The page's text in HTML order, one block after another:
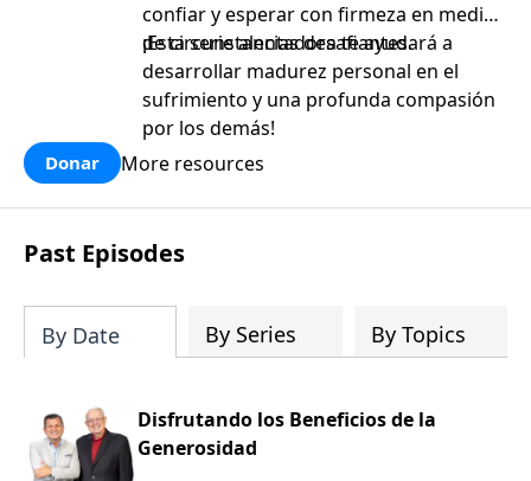
confiar y esperar con firmeza en medio
de circunstancias desafiantes.
¡Esta serie alentadora te ayudará a
desarrollar madurez personal en el
sufrimiento y una profunda compasión
por los demás!
Donar More resources
Past Episodes
By Date By Series By Topics
Disfrutando los Beneficios de la
Generosidad